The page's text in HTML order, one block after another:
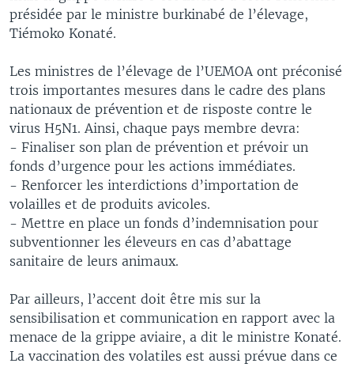
présidée par le ministre burkinabé de l’élevage,
Tiémoko Konaté.
Les ministres de l’élevage de l’UEMOA ont préconisé
trois importantes mesures dans le cadre des plans
nationaux de prévention et de risposte contre le
virus H5N1. Ainsi, chaque pays membre devra:
- Finaliser son plan de prévention et prévoir un
fonds d’urgence pour les actions immédiates.
- Renforcer les interdictions d’importation de
volailles et de produits avicoles.
- Mettre en place un fonds d’indemnisation pour
subventionner les éleveurs en cas d’abattage
sanitaire de leurs animaux.
Par ailleurs, l’accent doit être mis sur la
sensibilisation et communication en rapport avec la
menace de la grippe aviaire, a dit le ministre Konaté.
La vaccination des volatiles est aussi prévue dans ce